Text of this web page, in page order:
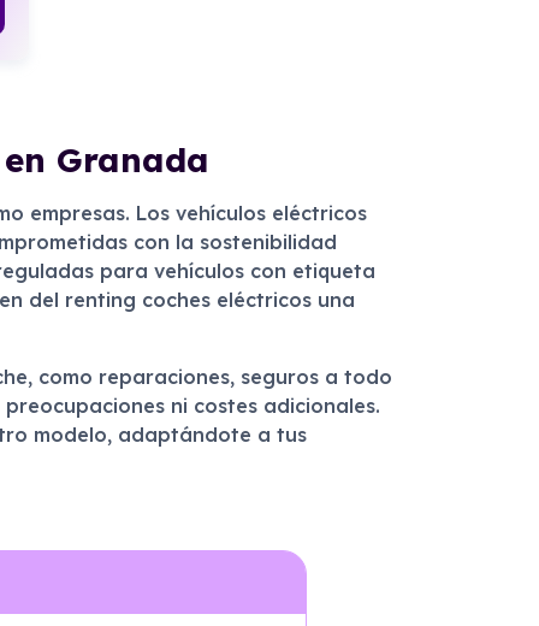
Granada
empresas. Los vehículos eléctricos
con la sostenibilidad
para vehículos con etiqueta
del renting coches eléctricos una
como reparaciones, seguros a todo
ni costes adicionales.
modelo, adaptándote a tus